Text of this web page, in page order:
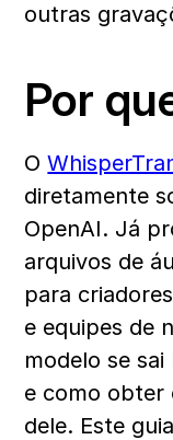
outras
Por
O
diretamente
OpenAI. Já
arquivos de
para
e equipes de
modelo se
e como obter
dele. Este